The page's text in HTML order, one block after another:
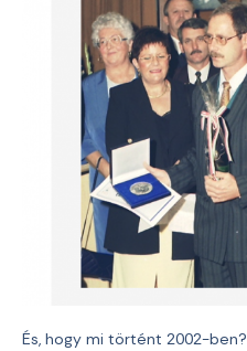
És, hogy mi történt 2002-ben?